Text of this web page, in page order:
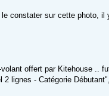
le constater sur cette photo,
volant offert par Kitehouse ..
2 lignes - Catégorie